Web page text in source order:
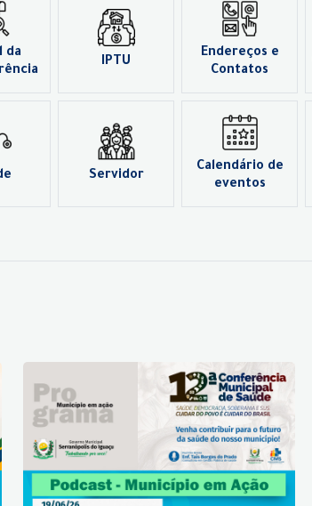
da
IPTU
Endereços e
Contatos
Servidor
Calendário de
eventos